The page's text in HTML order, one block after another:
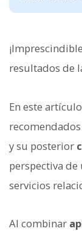
resultados de
En este
y su posterior
perspectiva
servicios
Al combinar